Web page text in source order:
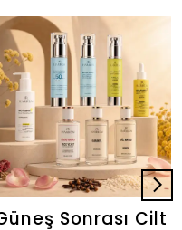
Sonrası Cilt